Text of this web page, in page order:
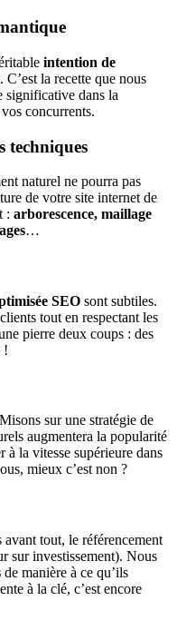
intention de
la recette que nous
significative dans la
concurrents.
techniques
naturel ne pourra pas
de votre site internet de
: arborescence, maillage
…
SEO sont subtiles.
tout en respectant les
pierre deux coups : des
!
sur une stratégie de
augmentera la popularité
à la vitesse supérieure dans
mieux c’est non ?
tout, le référencement
sur investissement). Nous
de manière à ce qu’ils
à la clé, c’est encore